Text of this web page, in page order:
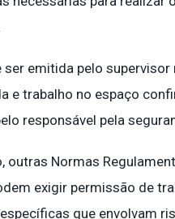
ser emitida pelo supervisor
e trabalho no espaço
responsável pela
outras Normas
exigir permissão de
que envolvam